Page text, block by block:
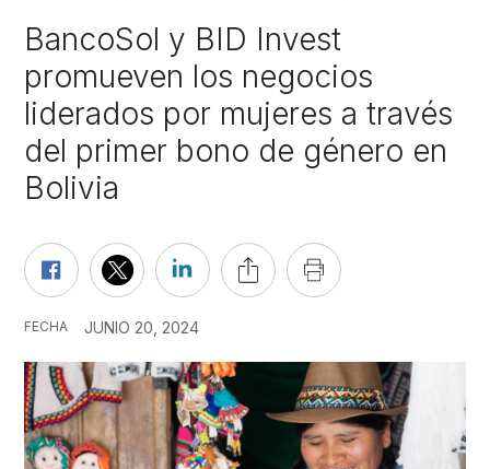
BancoSol y BID Invest
promueven los negocios
liderados por mujeres a través
del primer bono de género en
Bolivia
FECHA JUNIO 20, 2024